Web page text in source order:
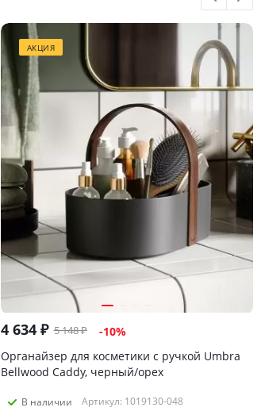
АКЦИЯ
4 634₽ 5 148₽ -10%
Органайзер для косметики с ручкой Umbra
Bellwood Caddy, черный/орех
В наличии Артикул: 1019130-048